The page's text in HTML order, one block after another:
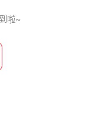
啦~